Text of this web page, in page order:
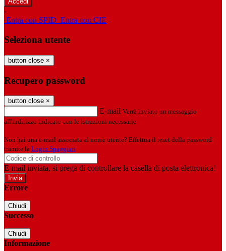
-
Entra con SPID Entra con CIE
Seleziona utente
button close ×
Recupero password
button close ×
E-mail Verrà inviato un messaggio
all'indirizzo indicato con le istruzioni necessarie.
Non hai una e-mail associata al nome utente? Effettua il reset della password
tramite la Login Spaggiari
E-mail inviata, si prega di controllare la casella di posta elettronica!
Errore
Chiudi
Successo
Chiudi
Informazione